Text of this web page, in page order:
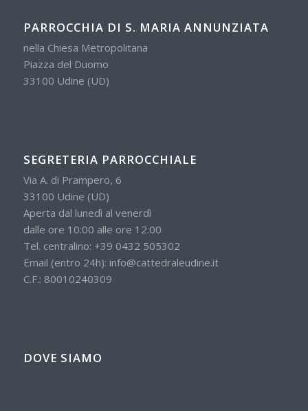
PARROCCHIA DI S. MARIA ANNUNZIATA
nella Chiesa Metropolitana
Piazza del Duomo
33100 Udine (UD)
SEGRETERIA PARROCCHIALE
Via A. di Prampero, 6
33100 Udine (UD)
Aperta dal lunedì al venerdì
dalle ore 10:00 alle ore 12:00
Tel. centralino: +39 0432 505302
Email (entro 24h): info@cattedraleudine.it
C.F.: 80010240309
DOVE SIAMO